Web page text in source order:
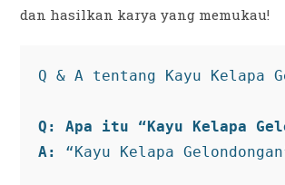
dan hasilkan karya yang memukau!
Q & A tentang Kayu Kelapa
Q: Apa itu “Kayu Kelapa
A:
“Kayu Kelapa